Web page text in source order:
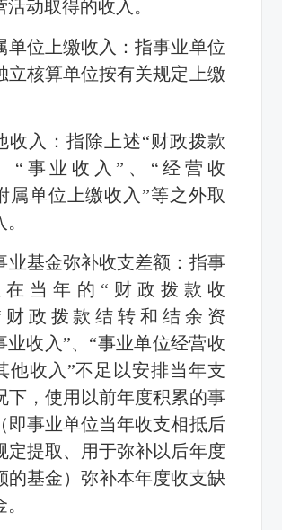
活动取得的收入。
单位上缴收入：指事业单位
立核算单位按有关规定上缴
收入：指除上述“财政拨款
“事业收入”、“经营收
属单位上缴收入”等之外取
业基金弥补收支差额：指事
在当年的“财政拨款收
财政拨款结转和结余资
业收入”、“事业单位经营收
他收入”不足以安排当年支
下，使用以前年度积累的事
即事业单位当年收支相抵后
定提取、用于弥补以后年度
的基金）弥补本年度收支缺